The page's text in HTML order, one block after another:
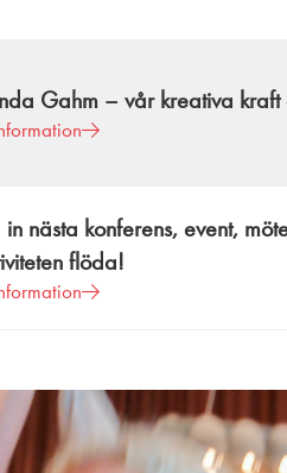
Gahm – vår kreativa
in nästa konferens, event,
flöda!